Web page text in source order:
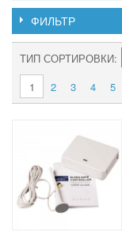
ФИЛЬТР
ТИП СОРТИРОВКИ
1
2 3 4 5